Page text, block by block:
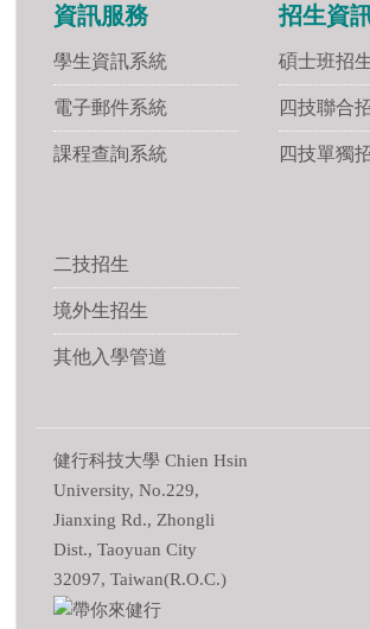
資訊服務
學生資訊系統
電子郵件系統
課程查詢系統
招生資
碩士班招
四技聯合
四技單獨
二技招生
境外生招生
其他入學管道
健行科技大學 Chien Hsin
University, No.229,
Jianxing Rd., Zhongli
Dist., Taoyuan City
32097, Taiwan(R.O.C.)